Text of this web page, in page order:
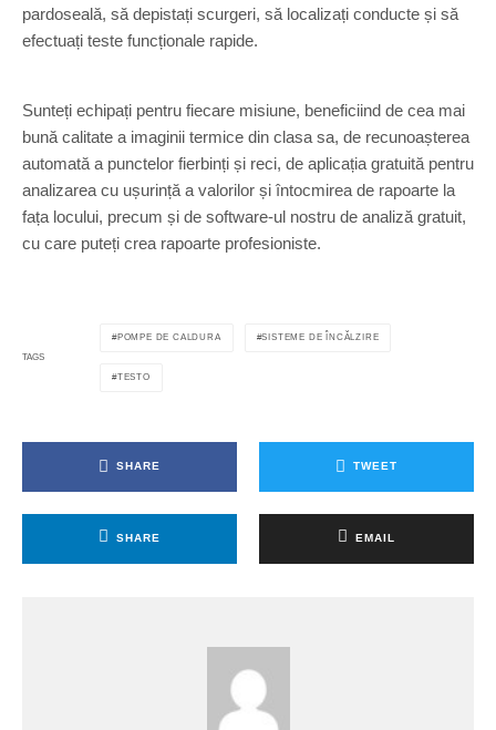
pardoseală, să depistați scurgeri, să localizați conducte și să
efectuați teste funcționale rapide.
Sunteți echipați pentru fiecare misiune, beneficiind de cea mai
bună calitate a imaginii termice din clasa sa, de recunoașterea
automată a punctelor fierbinți și reci, de aplicația gratuită pentru
analizarea cu ușurință a valorilor și întocmirea de rapoarte la
fața locului, precum și de software-ul nostru de analiză gratuit,
cu care puteți crea rapoarte profesioniste.
TAGS
POMPE DE CALDURA SISTEME DE ÎNCĂLZIRE
TESTO
SHARE TWEET
SHARE EMAIL